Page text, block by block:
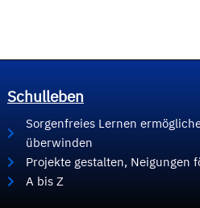
Schulleben
Sorgenfreies Lernen
überwinden
Projekte gestalten, Neigungen
A bis Z